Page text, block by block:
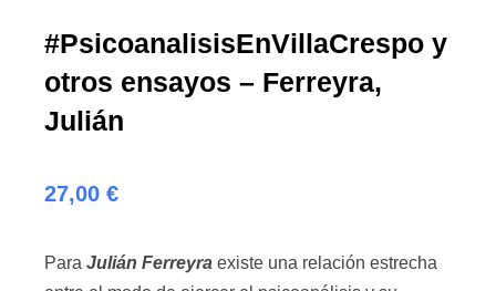
#PsicoanalisisEnVillaCrespo y
otros ensayos – Ferreyra,
Julián
27,00 €
Para Julián Ferreyra existe una relación estrecha